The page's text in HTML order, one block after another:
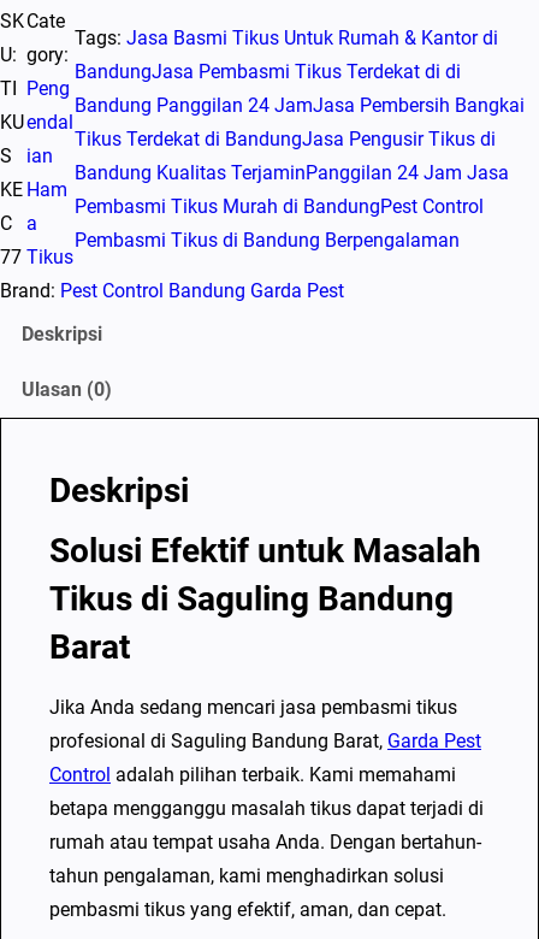
a
n
t
i
t
a
s
J
a
e
SK
U:
TI
KU
S
KE
C
77
Cate
gory:
Peng
endal
ian
Ham
a
Tikus
Tags:Jasa Basmi Tikus Untuk Rumah & Kantor di
BandungJasa Pembasmi Tikus Terdekat di di
Bandung Panggilan 24 JamJasa Pembersih Bangkai
Tikus Terdekat di BandungJasa Pengusir Tikus di
Bandung Kualitas TerjaminPanggilan 24 Jam Jasa
Pembasmi Tikus Murah di BandungPest Control
Pembasmi Tikus di Bandung Berpengalaman
Brand: Pest Control Bandung Garda Pest
Deskripsi
Ulasan (0)
Deskripsi
Solusi Efektif untuk Masalah
Tikus di Saguling Bandung
Barat
Jika Anda sedang mencari jasa pembasmi tikus
profesional di Saguling Bandung Barat, Garda Pest
Control adalah pilihan terbaik. Kami memahami
betapa mengganggu masalah tikus dapat terjadi di
rumah atau tempat usaha Anda. Dengan bertahun-
tahun pengalaman, kami menghadirkan solusi
pembasmi tikus yang efektif, aman, dan cepat.